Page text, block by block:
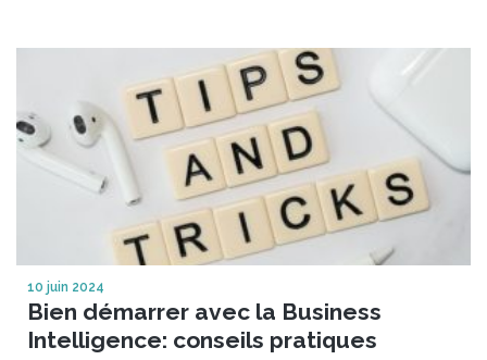
10 juin 2024
Bien démarrer avec la Business
Intelligence: conseils pratiques